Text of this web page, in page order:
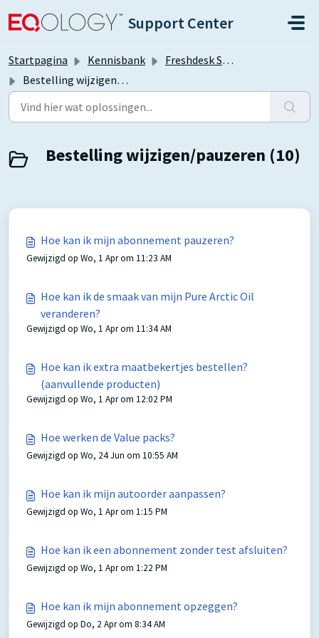
Support Center
Startpagina Kennisbank
Freshdesk Self Support Portal
Bestelling wijzigen/pauzeren
Bestelling wijzigen/pauzeren (10)
Hoe kan ik mijn abonnement pauzeren?
Gewijzigd op Wo, 1 Apr om 11:23 AM
Hoe kan ik de smaak van mijn Pure Arctic Oil
veranderen?
Gewijzigd op Wo, 1 Apr om 11:34 AM
Hoe kan ik extra maatbekertjes bestellen?
(aanvullende producten)
Gewijzigd op Wo, 1 Apr om 12:02 PM
Hoe werken de Value packs?
Gewijzigd op Wo, 24 Jun om 10:55 AM
Hoe kan ik mijn autoorder aanpassen?
Gewijzigd op Wo, 1 Apr om 1:15 PM
Hoe kan ik een abonnement zonder test afsluiten?
Gewijzigd op Wo, 1 Apr om 1:22 PM
Hoe kan ik mijn abonnement opzeggen?
Gewijzigd op Do, 2 Apr om 8:34 AM